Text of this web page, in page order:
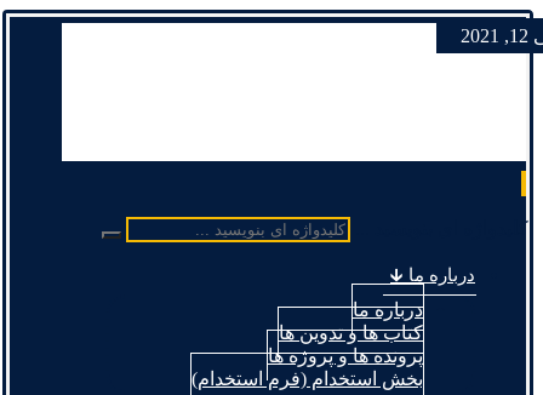
کلیدواژه ای بنویسید ...
درباره ما 🡳
درباره ما
کتاب ها و تدوین ها
پرونده ها و پروژه ها
بخش استخدام (فرم استخدام)